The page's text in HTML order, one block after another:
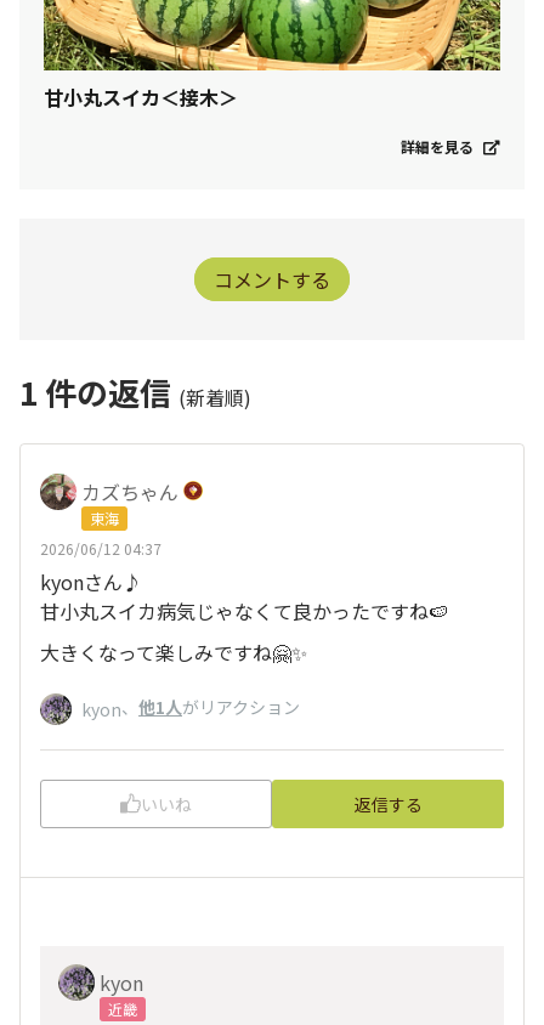
甘小丸スイカ＜接木＞
詳細を見る
コメントする
1 件の返信 (新着順)
カズちゃん
東海
2026/06/12 04:37
kyonさん♪
甘小丸スイカ病気じゃなくて良かったですね🍉
大きくなって楽しみですね🤗✨
kyon、 他1人がリアクション
いいね 返信する
kyon
近畿